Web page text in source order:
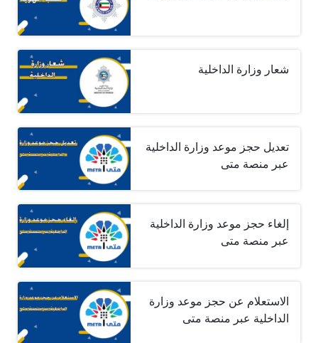
شعار وزارة الداخلية
تعديل حجز موعد وزارة الداخلية
عبر منصة متى
إلغاء حجز موعد وزارة الداخلية
عبر منصة متى
الاستعلام عن حجز موعد وزارة
الداخلية عبر منصة متى